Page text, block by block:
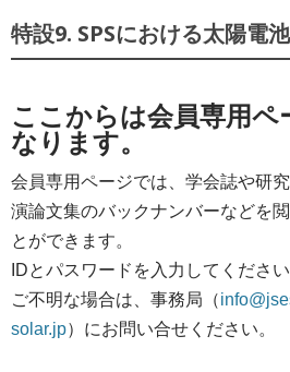
特設9. SPSにおける太陽電
ここからは会員専用ペ
なります。
会員専用ページでは、学会誌や研
演論文集のバックナンバーなどを
とができます。
IDとパスワードを入力してください
ご不明な場合は、事務局（
solar.jp）にお問い合せください。